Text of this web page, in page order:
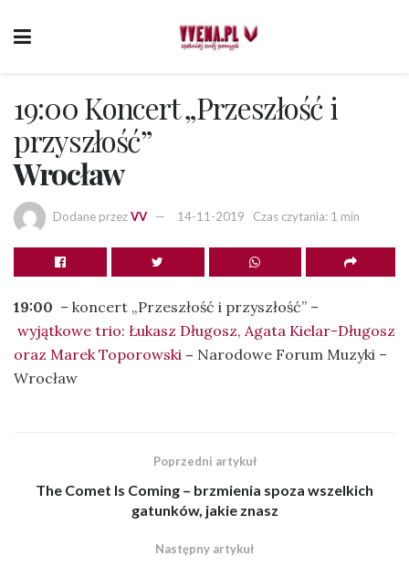
19:00 Koncert „Przeszłość i
przyszłość”
Wrocław
Dodane przezVV 14-11-2019 Czas czytania: 1 min
19:00 – koncert „Przeszłość i przyszłość” –
wyjątkowe trio: Łukasz Długosz, Agata Kielar-Długosz
oraz Marek Toporowski – Narodowe Forum Muzyki –
Wrocław
Poprzedni artykuł
The Comet Is Coming – brzmienia spoza wszelkich
gatunków, jakie znasz
Następny artykuł